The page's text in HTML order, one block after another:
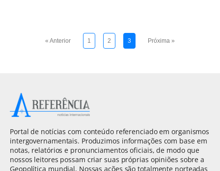
« Anterior 1 2 3 Próxima »
Portal de notícias com conteúdo referenciado em organismos
intergovernamentais. Produzimos informações com base em
notas, relatórios e pronunciamentos oficiais, de modo que
nossos leitores possam criar suas próprias opiniões sobre a
Geopolítica mundial. Nossas ações são totalmente norteadas